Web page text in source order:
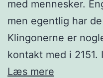
med mennesker.
men egentlig har
Klingonerne er
kontakt med i
Læs mere